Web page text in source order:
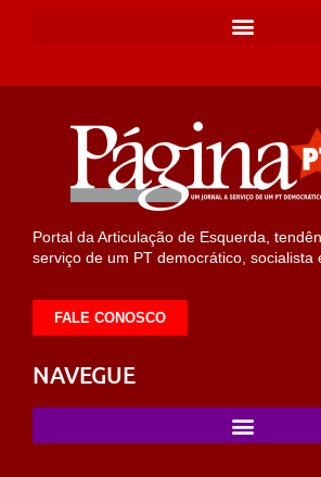
Portal da Articulação de Esquerda,
serviço de um PT democrático, socialista
FALE CONOSCO
NAVEGUE